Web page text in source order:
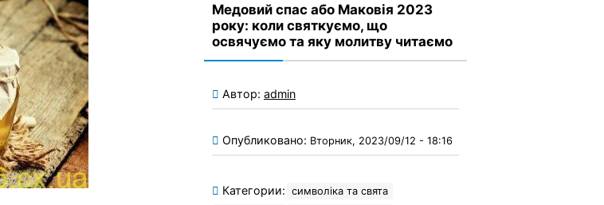
Медовий спас або Маковія 2023
року: коли святкуємо, що
освячуємо та яку молитву читаємо
Автор: admin
Опубликовано: Вторник, 2023/09/12 - 18:16
Категории: символіка та свята